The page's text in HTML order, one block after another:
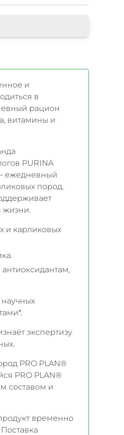
и
в
рацион
витамины и
PURINA
ежедневный
пород.
жизни.
и карликовых
экспертизу
PRO PLAN®
PRO PLAN®
составом и
временно